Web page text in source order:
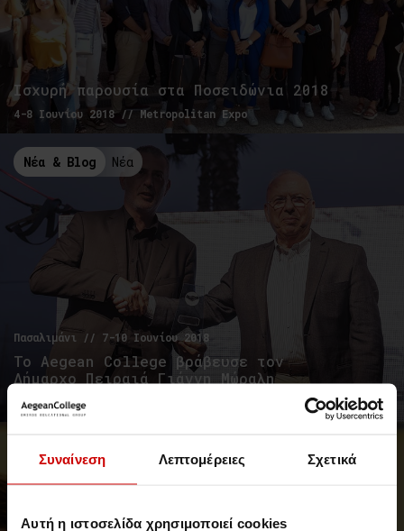
Συναίνεση Λεπτομέρειες Σχετικά
Αυτή η ιστοσελίδα χρησιμοποιεί cookies
Ισχυρή παρουσία στα Ποσειδώνια 2018
4-8 Ιουνίου 2018 // Metropolitan Expo
Νέα & Blog Νέα
Πασαλιμάνι // 7-10 Ιουνίου 2018
Το Aegean College βράβευσε τον
Δήμαρχο Πειραιά Γιάννη Μώραλη
Στο πλαίσιο της "2ης Γιορτής Εκπαίδευσης"
Events & Σεμινάρια Events